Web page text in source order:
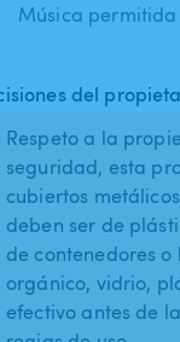
Música permitida
del
Respeto a la
seguridad, esta
cubiertos
deben ser de
de contenedores
orgánico, vidrio,
efectivo antes de